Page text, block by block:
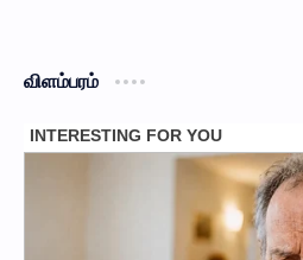
விளம்பரம்